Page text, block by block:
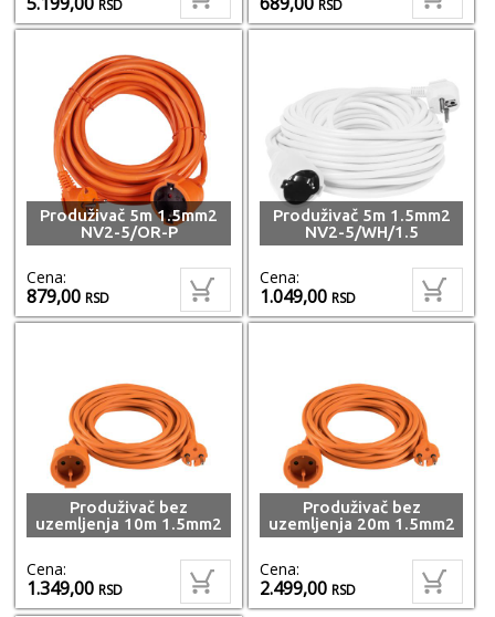
RSD RSD
Produživač 5m 1.5mm2
NV2-5/OR-P
Cena:
879,00RSD
Produživač 5m 1.5mm2
NV2-5/WH/1.5
Cena:
1.049,00RSD
Produživač bez
uzemljenja 10m 1.5mm2
Cena:
1.349,00RSD
Produživač bez
uzemljenja 20m 1.5mm2
Cena:
2.499,00RSD